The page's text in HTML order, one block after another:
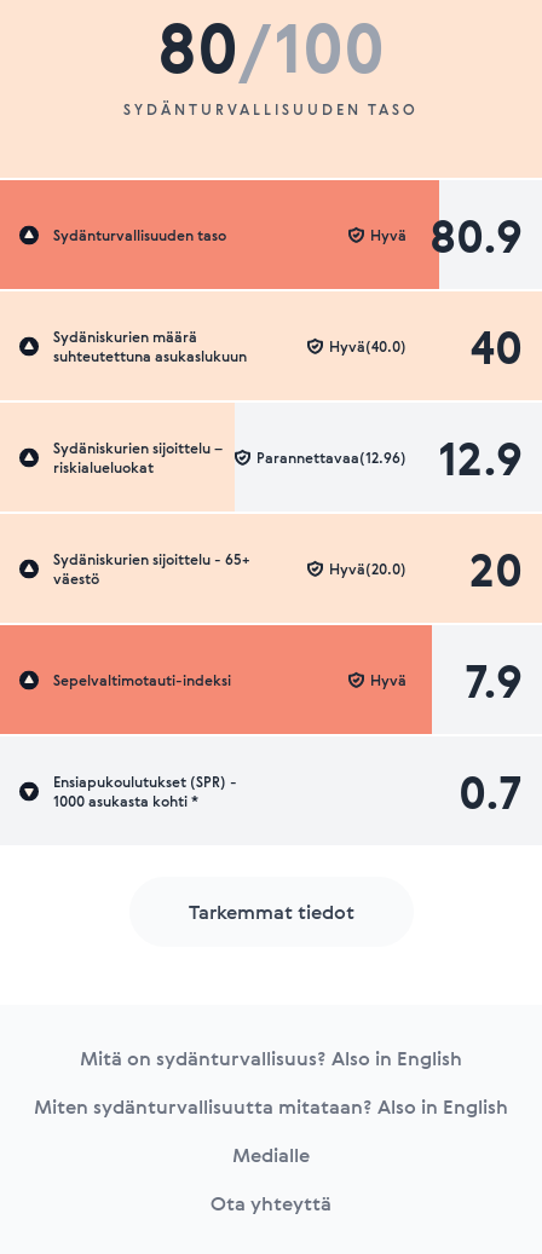
80/100
SYDÄNTURVALLISUUDEN TASO
Sydänturvallisuuden taso 80.9
Hyvä
Sydäniskurien määrä
suhteutettuna asukaslukuun
40
Hyvä(40.0)
Sydäniskurien sijoittelu –
riskialueluokat
12.9
Parannettavaa(12.96)
Sydäniskurien sijoittelu - 65+
väestö
20
Hyvä(20.0)
Sepelvaltimotauti-indeksi 7.9
Hyvä
Ensiapukoulutukset (SPR) -
1000 asukasta kohti *
0.7
Tarkemmat tiedot
Mitä on sydänturvallisuus? Also in English
Miten sydänturvallisuutta mitataan? Also in English
Medialle
Ota yhteyttä